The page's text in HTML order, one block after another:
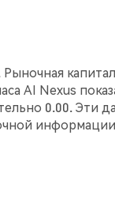
Рыночная
AI Nexus
0.00. Эти